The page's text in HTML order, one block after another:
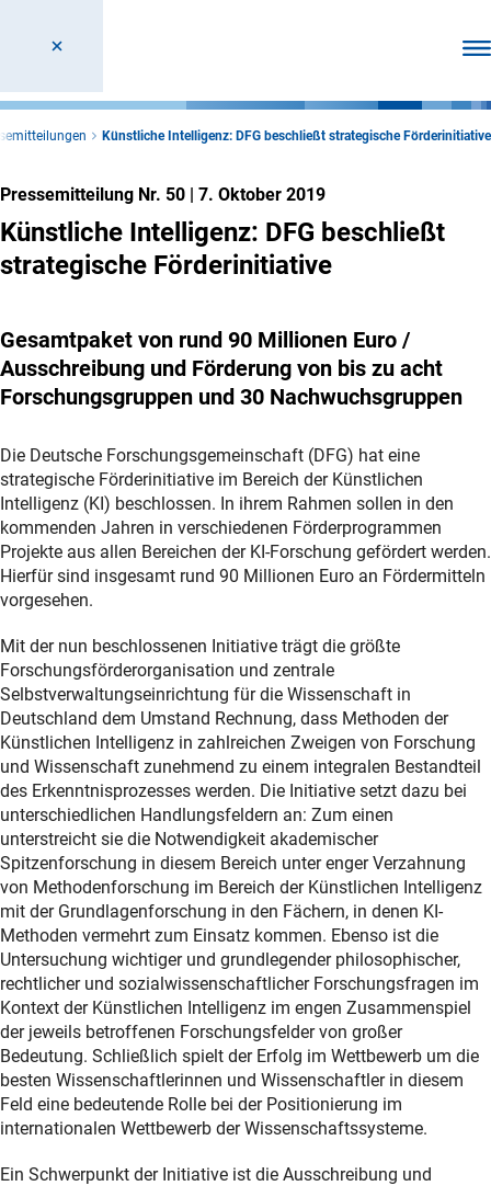
Künstliche Intelligenz: DFG beschließt strategische Förderinitiative
Pressemitteilung Nr. 50 | 7. Oktober 2019
Künstliche Intelligenz: DFG beschließt
strategische Förderinitiative
Gesamtpaket von rund 90 Millionen Euro /
Ausschreibung und Förderung von bis zu acht
Forschungsgruppen und 30 Nachwuchsgruppen
Die Deutsche Forschungsgemeinschaft (DFG) hat eine
strategische Förderinitiative im Bereich der Künstlichen
Intelligenz (KI) beschlossen. In ihrem Rahmen sollen in den
kommenden Jahren in verschiedenen Förderprogrammen
Projekte aus allen Bereichen der KI-Forschung gefördert werden.
Hierfür sind insgesamt rund 90 Millionen Euro an Fördermitteln
vorgesehen.
Mit der nun beschlossenen Initiative trägt die größte
Forschungsförderorganisation und zentrale
Selbstverwaltungseinrichtung für die Wissenschaft in
Deutschland dem Umstand Rechnung, dass Methoden der
Künstlichen Intelligenz in zahlreichen Zweigen von Forschung
und Wissenschaft zunehmend zu einem integralen Bestandteil
des Erkenntnisprozesses werden. Die Initiative setzt dazu bei
unterschiedlichen Handlungsfeldern an: Zum einen
unterstreicht sie die Notwendigkeit akademischer
Spitzenforschung in diesem Bereich unter enger Verzahnung
von Methodenforschung im Bereich der Künstlichen Intelligenz
mit der Grundlagenforschung in den Fächern, in denen KI-
Methoden vermehrt zum Einsatz kommen. Ebenso ist die
Untersuchung wichtiger und grundlegender philosophischer,
rechtlicher und sozialwissenschaftlicher Forschungsfragen im
Kontext der Künstlichen Intelligenz im engen Zusammenspiel
der jeweils betroffenen Forschungsfelder von großer
Bedeutung. Schließlich spielt der Erfolg im Wettbewerb um die
besten Wissenschaftlerinnen und Wissenschaftler in diesem
Feld eine bedeutende Rolle bei der Positionierung im
internationalen Wettbewerb der Wissenschaftssysteme.
Ein Schwerpunkt der Initiative ist die Ausschreibung und